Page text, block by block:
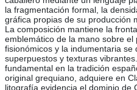
la fragmentación formal, la
gráfica propias de su producción
La composición mantiene la
emblemático de la mano sobre el
fisionómicos y la indumentaria se
superpuestos y texturas
fundamental en la tradición
original grequiano, adquiere en
litografía evidencia el dominio de